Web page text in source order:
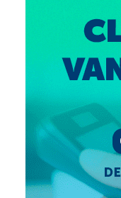
Contatos
Fale Conosco
NEP